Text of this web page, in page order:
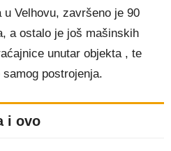
Velhovu, završeno je 90
a ostalo je još mašinskih
unutar objekta , te
postrojenja.
i ovo